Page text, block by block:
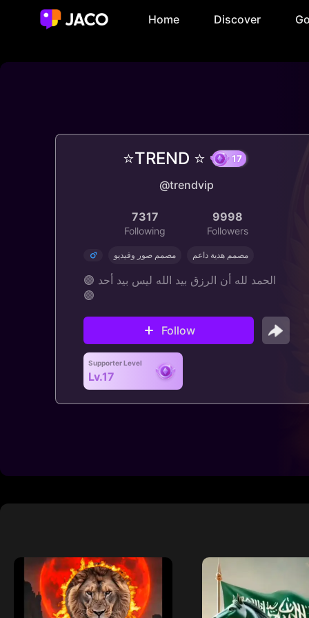
Home Discover
⭐TREND ⭐
@trendvip
7317
Following
9998
Followers
مصمم صور وفيديو مصمم هدية داعم
🟣 الحمد لله أن الرزق بيد الله ليس بيد أحد
🟣
Follow
Supporter Level
Lv.17